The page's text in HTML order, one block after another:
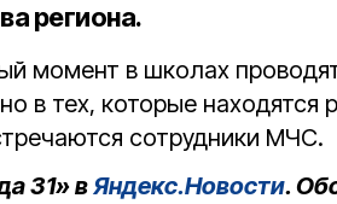
региона.
момент в школах
в тех, которые
сотрудники МЧС.
31» вЯндекс.Новости.